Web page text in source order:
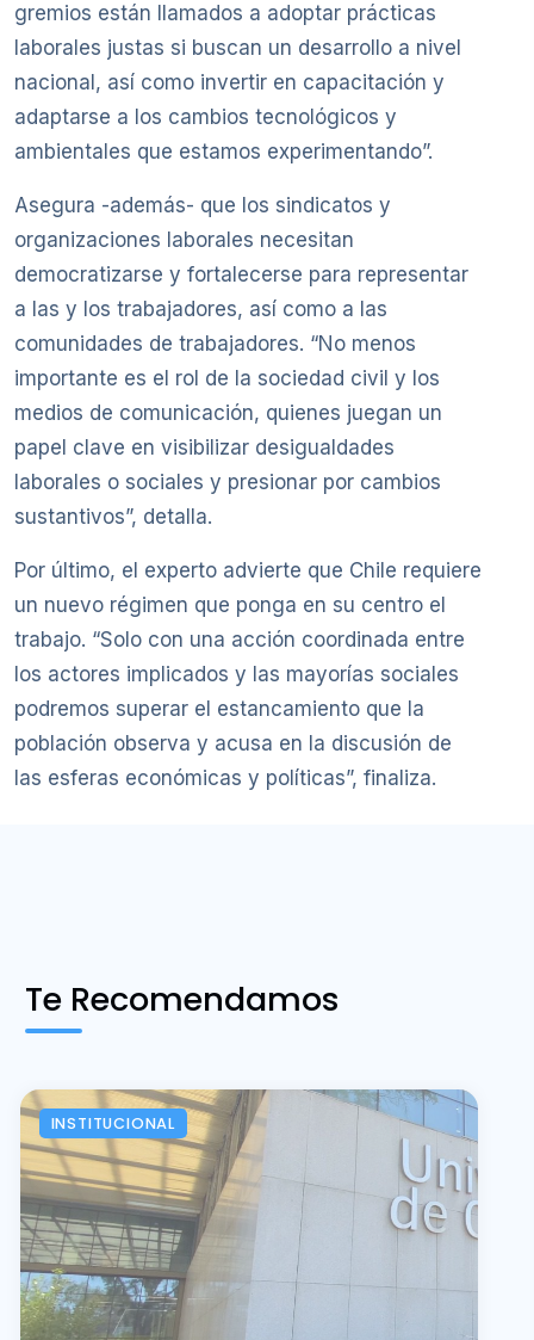
gremios están llamados a adoptar prácticas
laborales justas si buscan un desarrollo a nivel
nacional, así como invertir en capacitación y
adaptarse a los cambios tecnológicos y
ambientales que estamos experimentando”.
Asegura -además- que los sindicatos y
organizaciones laborales necesitan
democratizarse y fortalecerse para representar
a las y los trabajadores, así como a las
comunidades de trabajadores. “No menos
importante es el rol de la sociedad civil y los
medios de comunicación, quienes juegan un
papel clave en visibilizar desigualdades
laborales o sociales y presionar por cambios
sustantivos”, detalla.
Por último, el experto advierte que Chile requiere
un nuevo régimen que ponga en su centro el
trabajo. “Solo con una acción coordinada entre
los actores implicados y las mayorías sociales
podremos superar el estancamiento que la
población observa y acusa en la discusión de
las esferas económicas y políticas”, finaliza.
Te Recomendamos
INSTITUCIONAL